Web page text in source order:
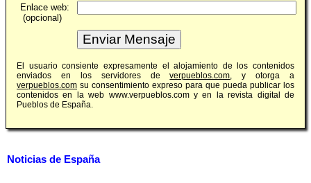
Enlace web:
(opcional)
El usuario consiente expresamente el alojamiento de los contenidos
enviados en los servidores deverpueblos.com, y otorga a
verpueblos.com su consentimiento expreso para que pueda publicar los
contenidos en la web www.verpueblos.com y en la revista digital de
Pueblos de España.
Noticias de España